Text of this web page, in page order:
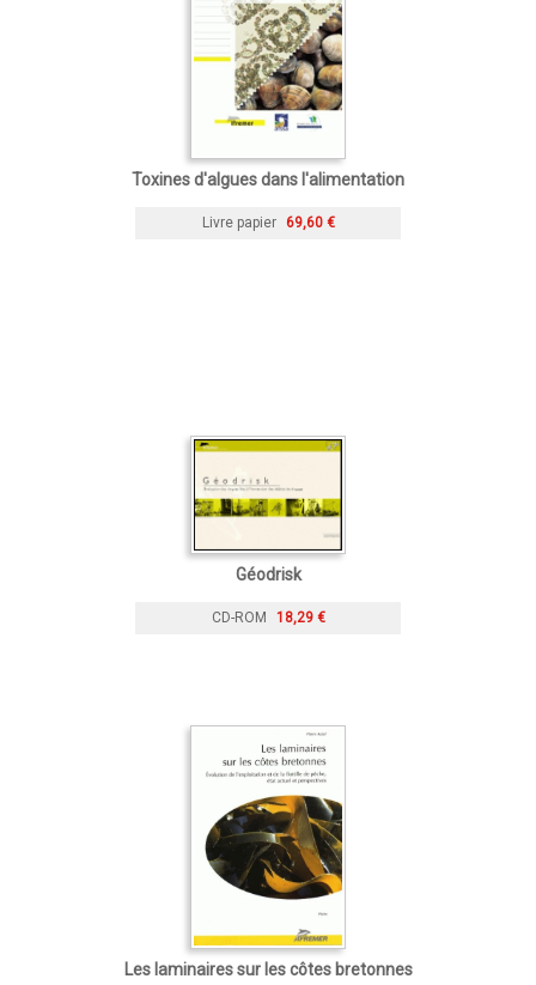
Toxines d'algues dans l'alimentation
Livre papier 69,60 €
Géodrisk
CD-ROM 18,29 €
Les laminaires sur les côtes bretonnes